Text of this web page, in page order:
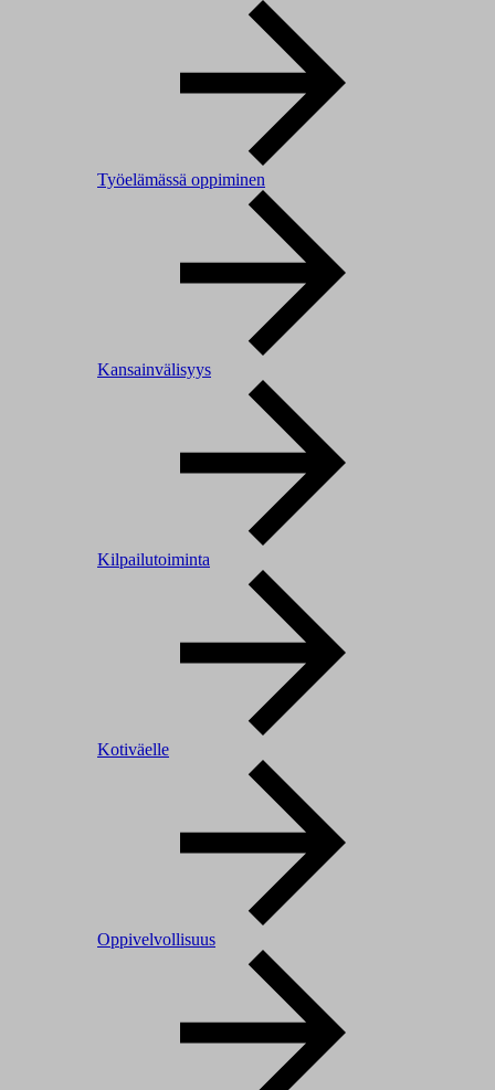
Työelämässä oppiminen
Kansainvälisyys
Kilpailutoiminta
Kotiväelle
Oppivelvollisuus